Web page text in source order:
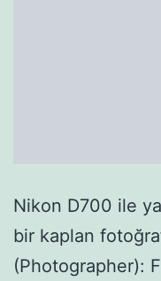
Nikon D700 ile
bir kaplan
(Photographer):